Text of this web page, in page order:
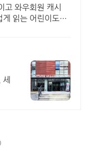
고 와우회원 캐시
읽는 어린이도서,